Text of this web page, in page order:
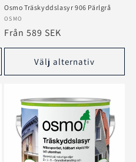
Osmo Träskyddslasyr 906 Pärlgrå
Säljare:
OSMO
Ordinarie
pris
Från 589 SEK
Välj alternativ